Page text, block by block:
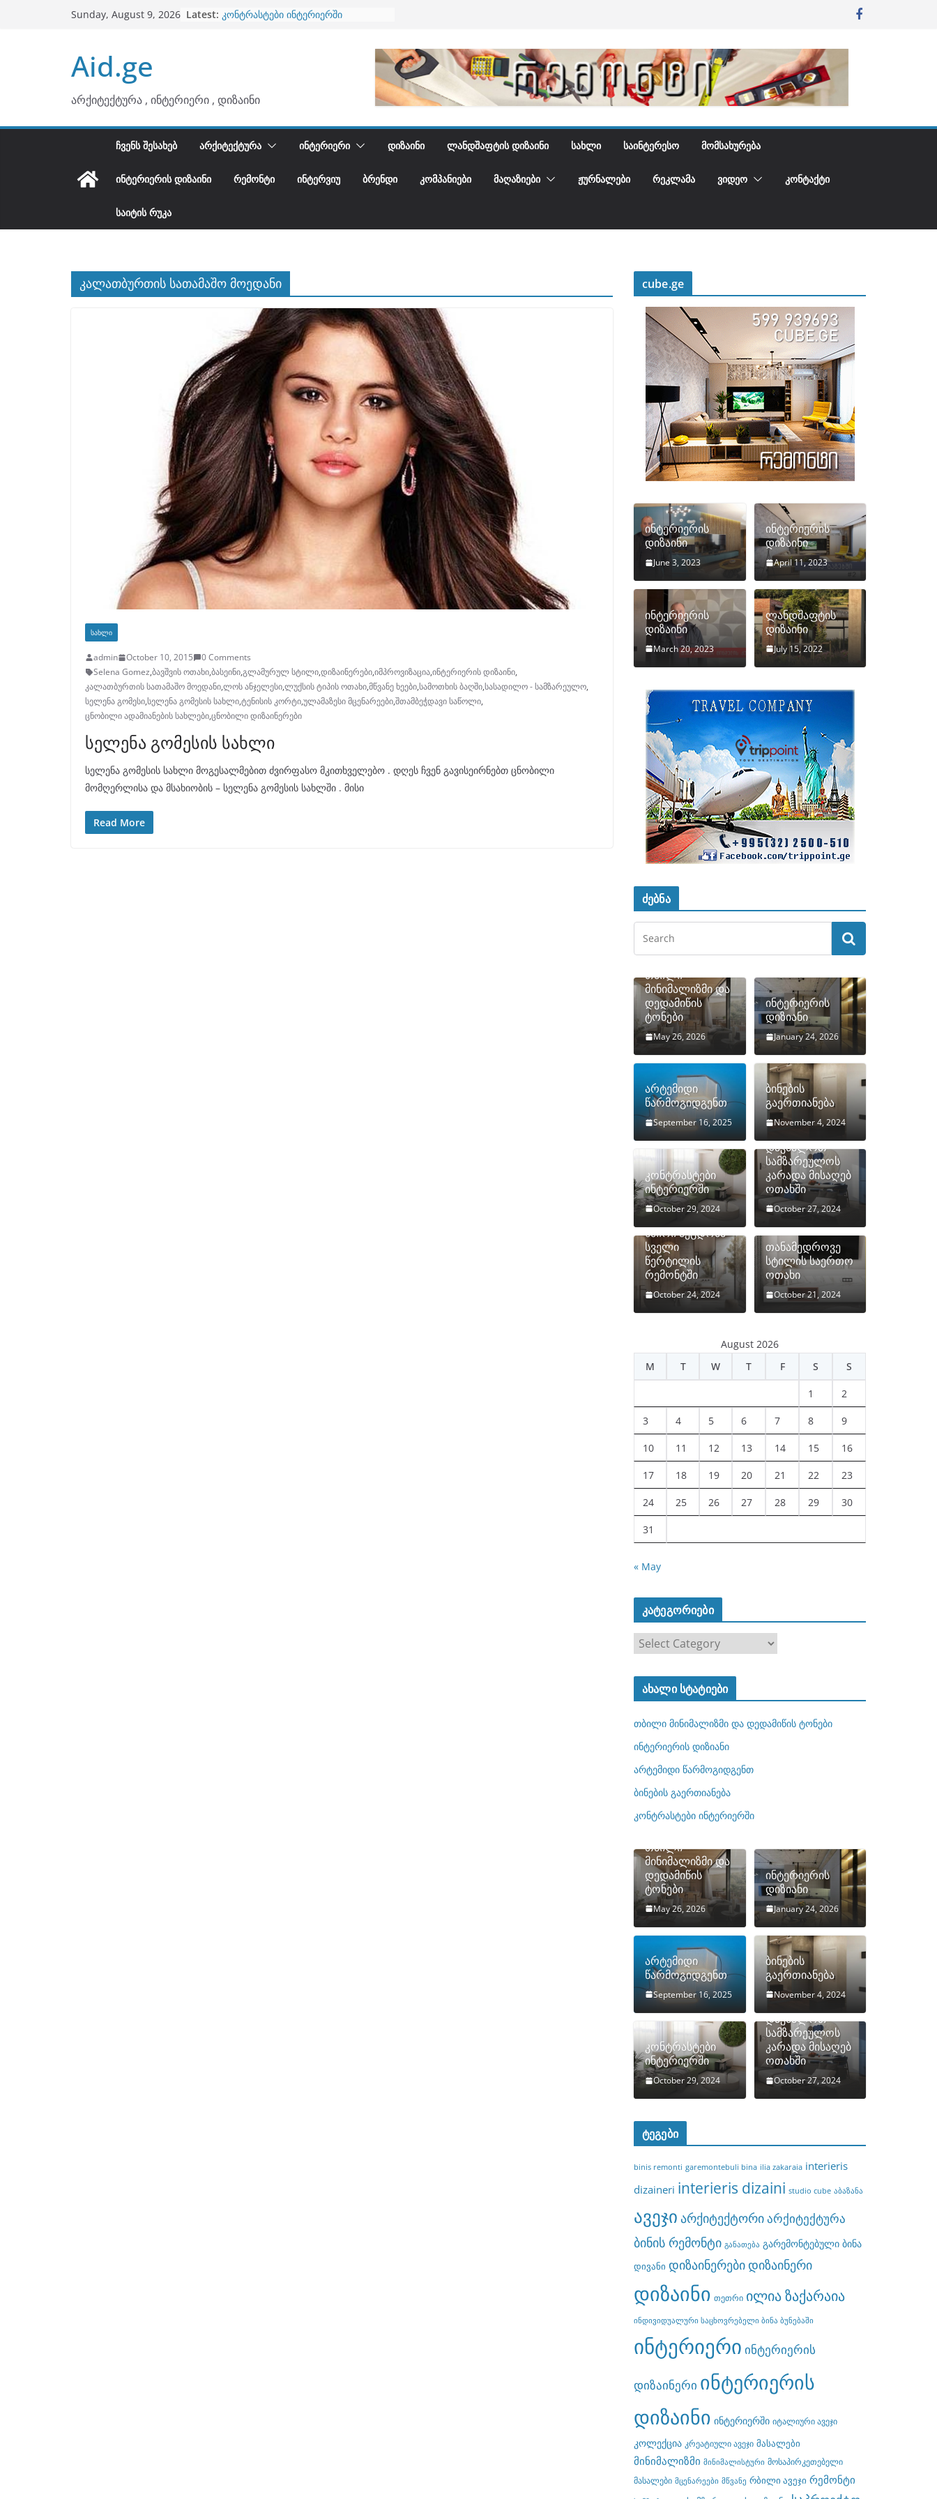
Sunday, August 9, 2026 Latest: კონტრასტები ინტერიერში
Aid.ge
არქიტექტურა , ინტერიერი , დიზაინი
ᲩᲕᲔᲜᲡ ᲨᲔᲡᲐᲮᲔᲑ ᲐᲠᲥᲘᲢᲔᲥᲢᲣᲠᲐ ᲘᲜᲢᲔᲠᲘᲔᲠᲘ ᲓᲘᲖᲐᲘᲜᲘ ᲚᲐᲜᲓᲨᲐᲤᲢᲘᲡ ᲓᲘᲖᲐᲘᲜᲘ ᲡᲐᲮᲚᲘ ᲡᲐᲘᲜᲢᲔᲠᲔᲡᲝ ᲛᲝᲛᲡᲐᲮᲣᲠᲔᲑᲐ
ᲘᲜᲢᲔᲠᲘᲔᲠᲘᲡ ᲓᲘᲖᲐᲘᲜᲘ ᲠᲔᲛᲝᲜᲢᲘ ᲘᲜᲢᲔᲠᲕᲘᲣ ᲑᲠᲔᲜᲓᲘ ᲙᲝᲛᲞᲐᲜᲘᲔᲑᲘ ᲛᲐᲦᲐᲖᲘᲔᲑᲘ ᲟᲣᲠᲜᲐᲚᲔᲑᲘ ᲠᲔᲙᲚᲐᲛᲐ ᲕᲘᲓᲔᲝ ᲙᲝᲜᲢᲐᲥᲢᲘ
ᲡᲐᲘᲢᲘᲡ ᲠᲣᲙᲐ
კალათბურთის სათამაშო მოედანი
ᲡᲐᲮᲚᲘ
admin October 10, 2015
0 Comments
Selena Gomez,ბავშვის ოთახი,ბასეინი,გლამურულ სტილი,დიზაინერები,იმპროვიზაცია,ინტერიერის დიზაინი,
კალათბურთის სათამაშო მოედანი,ლოს ანჯელესი,ლუქსის ტიპის ოთახი,მწვანე ხეები,სამოთხის ბაღში,სასადილო - სამზარეულო,
სელენა გომესი,სელენა გომესის სახლი,ტენისის კორტი,ულამაზესი მცენარეები,შთამბეჭდავი საწოლი,
ცნობილი ადამიანების სახლები,ცნობილი დიზაინერები
სელენა გომესის სახლი
სელენა გომესის სახლი მოგესალმებით ძვირფასო მკითხველებო . დღეს ჩვენ გავისეირნებთ ცნობილი
მომღერლისა და მსახიობის – სელენა გომესის სახლში . მისი
Read More
cube.ge
ინტერიერის
დიზაინი
June 3, 2023
ინტერიერის
დიზაინი
April 11, 2023
ინტერიერის
დიზაინი
March 20, 2023
ლანდშაფტის
დიზაინი
July 15, 2022
ძებნა
თბილი
მინიმალიზმი და
დედამიწის
ტონები
May 26, 2026
ინტერიერის
დიზიანი
January 24, 2026
არტემიდი
წარმოგიდგენთ
September 16, 2025
ბინების
გაერთიანება
November 4, 2024
კონტრასტები
ინტერიერში
October 29, 2024
როგორ
დავმალოთ
სამზარეულოს
კარადა მისაღებ
ოთახში
October 27, 2024
ხშირი შეცდომა
სველი
წერტილის
რემონტში
October 24, 2024
თანამედროვე
სტილის საერთო
ოთახი
October 21, 2024
August 2026
M
T W T F S S
1 2
3 4 5 6 7 8 9
10 11 12 13 14 15 16
17 18 19 20 21 22 23
24 25 26 27 28 29 30
31
« May
კატეგორიები
ტ
ო
რ
ბ
ი
ახალი სტატიები
თბილი მინიმალიზმი და დედამიწის ტონები
ინტერიერის დიზიანი
არტემიდი წარმოგიდგენთ
ბინების გაერთიანება
კონტრასტები ინტერიერში
თბილი
მინიმალიზმი და
დედამიწის
ტონები
May 26, 2026
ინტერიერის
დიზიანი
January 24, 2026
არტემიდი
წარმოგიდგენთ
September 16, 2025
ბინების
გაერთიანება
November 4, 2024
კონტრასტები
ინტერიერში
October 29, 2024
როგორ
დავმალოთ
სამზარეულოს
კარადა მისაღებ
ოთახში
October 27, 2024
ტეგები
binis remonti garemontebuli bina ilia zakaraia interieris
dizaineri interieris dizaini studio cube აბაზანა
ავეჯი არქიტექტორიარქიტექტურა
ბინის რემონტი განათება გარემონტებული ბინა
დივანი დიზაინერებიდიზაინერი
დიზაინი თეთრი ილია ზაქარაია
ინდივიდუალური საცხოვრებელი ბინა ბუნებაში
ინტერიერი ინტერიერის
დიზაინერი ინტერიერის
დიზაინი ინტერიერში იტალიური ავეჯი
კოლექცია კრეატიული ავეჯი მასალები
მინიმალიზმი მინიმალისტური მოსაპირკეთებელი
მასალები მცენარეები მწვანე რბილი ავეჯი რემონტი